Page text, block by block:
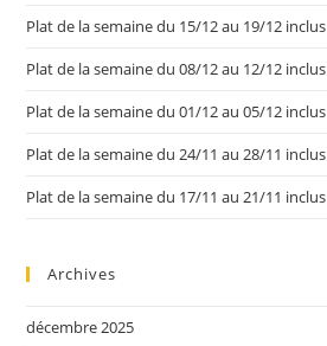
Plat de la semaine du 15/12 au 19/12 inclus
Plat de la semaine du 08/12 au 12/12 inclus
Plat de la semaine du 01/12 au 05/12 inclus
Plat de la semaine du 24/11 au 28/11 inclus
Plat de la semaine du 17/11 au 21/11 inclus
Archives
décembre 2025